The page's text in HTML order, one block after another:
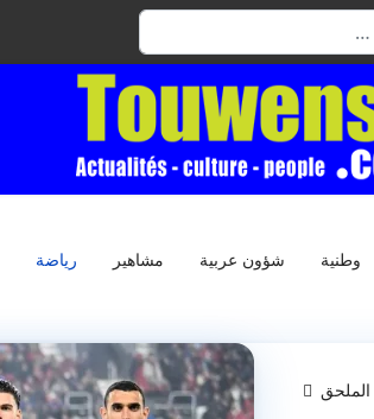
وطنية شؤون عربية مشاهير رياضة
الملحق